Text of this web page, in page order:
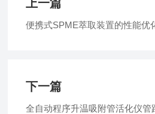
上一篇
便携式SPME萃取装置的性能优
下一篇
全自动程序升温吸附管活化仪管